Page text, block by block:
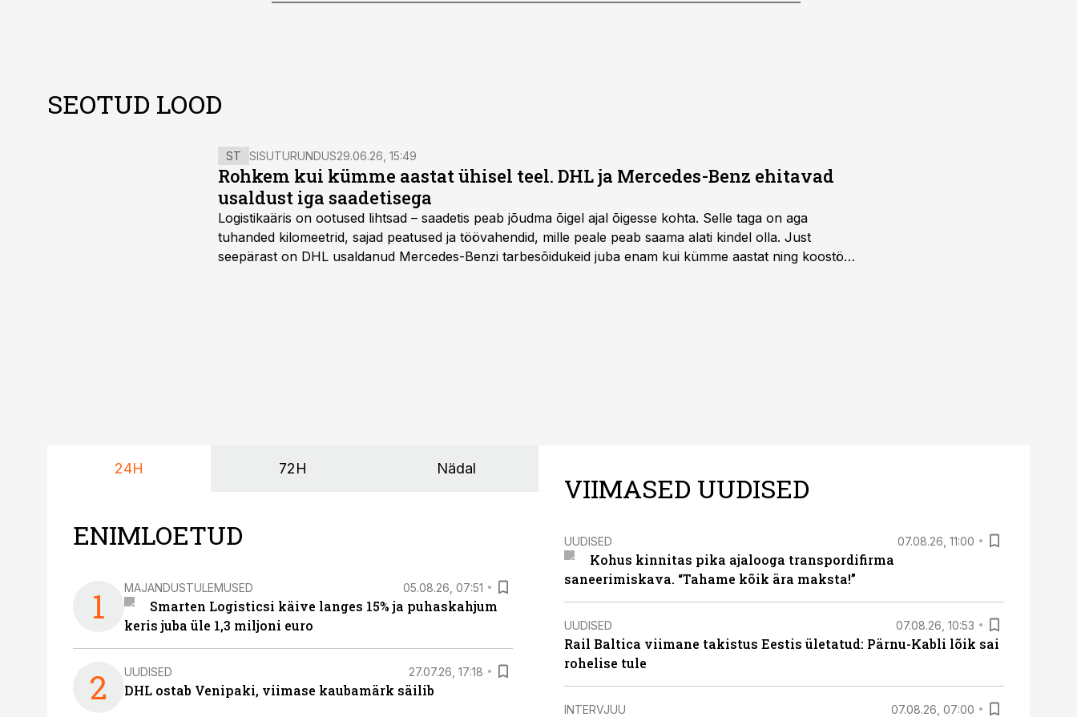
SEOTUD LOOD
ST SISUTURUNDUS29.06.26, 15:49
Rohkem kui kümme aastat ühisel teel. DHL ja Mercedes-Benz ehitavad
usaldust iga saadetisega
Logistikaäris on ootused lihtsad – saadetis peab jõudma õigel ajal õigesse kohta. Selle taga on aga
tuhanded kilomeetrid, sajad peatused ja töövahendid, mille peale peab saama alati kindel olla. Just
seepärast on DHL usaldanud Mercedes-Benzi tarbesõidukeid juba enam kui kümme aastat ning koostöö
24H 72H Nädal
ENIMLOETUD
1 MAJANDUSTULEMUSED 05.08.26, 07:51
Smarten Logisticsi käive langes 15% ja puhaskahjum
keris juba üle 1,3 miljoni euro
2 UUDISED 27.07.26, 17:18
DHL ostab Venipaki, viimase kaubamärk säilib
VIIMASED UUDISED
UUDISED 07.08.26, 11:00
Kohus kinnitas pika ajalooga transpordifirma
saneerimiskava. “Tahame kõik ära maksta!”
UUDISED 07.08.26, 10:53
Rail Baltica viimane takistus Eestis ületatud: Pärnu-Kabli lõik sai
rohelise tule
INTERVJUU 07.08.26, 07:00